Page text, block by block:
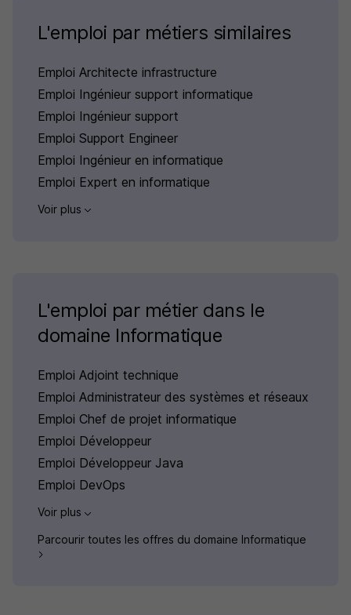
L'emploi par métiers similaires
Emploi Architecte infrastructure
Emploi Ingénieur support informatique
Emploi Ingénieur support
Emploi Support Engineer
Emploi Ingénieur en informatique
Emploi Expert en informatique
Voir plus
L'emploi par métier dans le
domaine Informatique
Emploi Adjoint technique
Emploi Administrateur des systèmes et réseaux
Emploi Chef de projet informatique
Emploi Développeur
Emploi Développeur Java
Emploi DevOps
Voir plus
Parcourir toutes les offres du domaine Informatique